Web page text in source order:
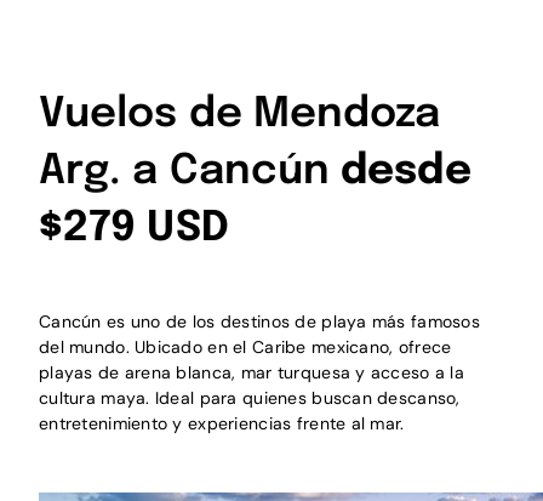
Vuelos de Mendoza
Arg. a Cancún desde
$279 USD
Cancún es uno de los destinos de playa más famosos
del mundo. Ubicado en el Caribe mexicano, ofrece
playas de arena blanca, mar turquesa y acceso a la
cultura maya. Ideal para quienes buscan descanso,
entretenimiento y experiencias frente al mar.